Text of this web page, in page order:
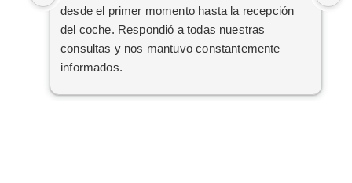
desde el primer momento hasta la recepción
del coche. Respondió a todas nuestras
consultas y nos mantuvo constantemente
informados.